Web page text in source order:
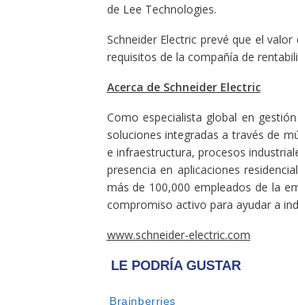
de Lee Technologies.
Schneider Electric prevé que el
requisitos de la compañía de
Acerca de Schneider Electric
Como especialista global en
soluciones integradas a través de
e infraestructura, procesos
presencia en aplicaciones
más de 100,000 empleados de la
compromiso activo para ayudar a
www.schneider-electric.com